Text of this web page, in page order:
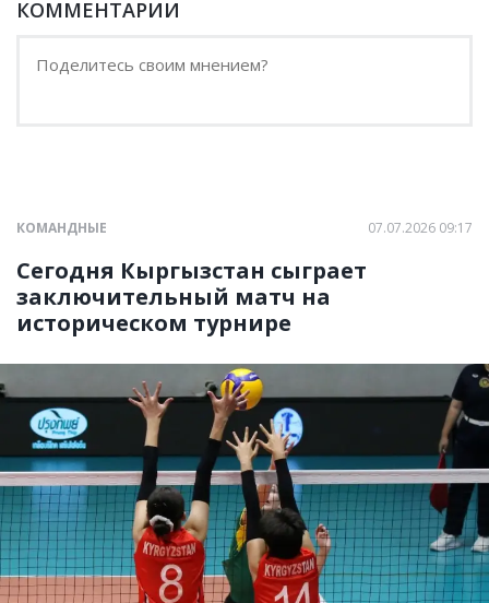
КОММЕНТАРИИ
КОМАНДНЫЕ 07.07.2026 09:17
Сегодня Кыргызстан сыграет
заключительный матч на
историческом турнире